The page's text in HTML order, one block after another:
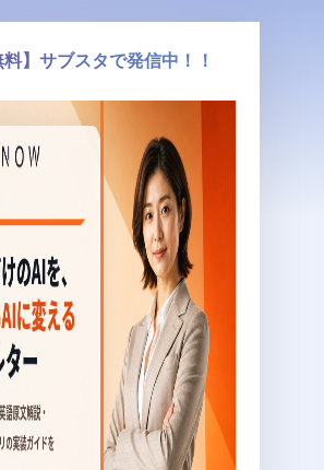
料】サブスタで発信中！！